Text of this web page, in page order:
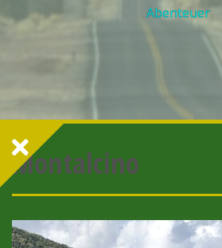
Abenteuer
Montalcino